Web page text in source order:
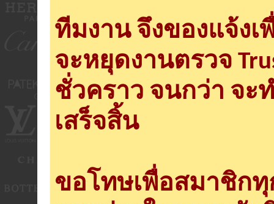
ทีมงาน จึงของแจ้ง
จะหยุดงานตรวจ
ชั่วคราว จนกว่า จะ
เสร็จสิ้น
ขอโทษเพื่อสมาชิก